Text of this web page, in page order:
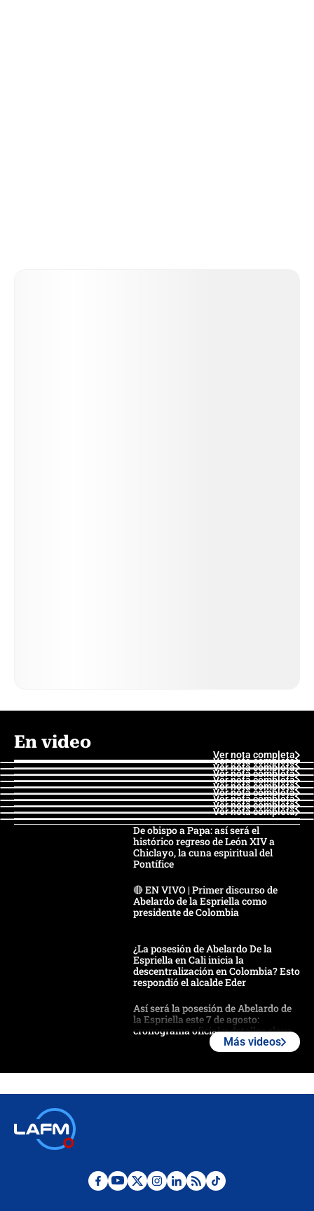
En video
Ver nota completa
Ver nota completa
Ver nota completa
Ver nota completa
Ver nota completa
Ver nota completa
Ver nota completa
Ver nota completa
Ver nota completa
Ver nota completa
De obispo a Papa: así será el
histórico regreso de León XIV a
Chiclayo, la cuna espiritual del
Pontífice
🔴 EN VIVO | Primer discurso de
Abelardo de la Espriella como
presidente de Colombia
¿La posesión de Abelardo De la
Espriella en Cali inicia la
descentralización en Colombia? Esto
respondió el alcalde Eder
Así será la posesión de Abelardo de
la Espriella este 7 de agosto:
cronograma oficial y detalles clave
Las seis de las 6 con Juan Lozano |
Más videos